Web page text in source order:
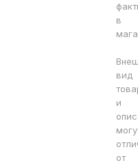
в
вид
и
от